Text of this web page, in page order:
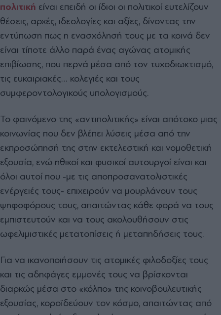
πολιτική είναι επειδή οι ίδιοι οι πολιτικοί ευτελίζουν
θέσεις, αρχές, ιδεολογίες και αξίες, δίνοντας την
εντύπωση πως η ενασχόλησή τους µε τα κοινά δεν
είναι τίποτε άλλο παρά ένας αγώνας ατοµικής
επιβίωσης, που περνά µέσα από τον τυχοδιωκτισµό,
τις ευκαιριακές… κολεγιές και τους
συµφεροντολογικούς υπολογισµούς.
Το φαινόµενο της «αντιπολιτικής» είναι απότοκο µιας
κοινωνίας που δεν βλέπει λύσεις µέσα από την
εκπροσώπησή της στην εκτελεστική και νοµοθετική
εξουσία, ενώ ηθικοί και φυσικοί αυτουργοί είναι και
όλοι αυτοί που -µε τις αποπροσανατολιστικές
ενέργειές τους- επιχειρούν να µουρλάνουν τους
ψηφοφόρους τους, απαιτώντας κάθε φορά να τους
εµπιστευτούν και να τους ακολουθήσουν στις
ωφελιµιστικές µετατοπίσεις ή µεταπηδήσεις τους.
Για να ικανοποιήσουν τις ατοµικές φιλοδοξίες τους
και τις αδηφάγες εµµονές τους να βρίσκονται
διαρκώς µέσα στο «κόλπο» της κοινοβουλευτικής
εξουσίας, κοροϊδεύουν τον κόσµο, απαιτώντας από